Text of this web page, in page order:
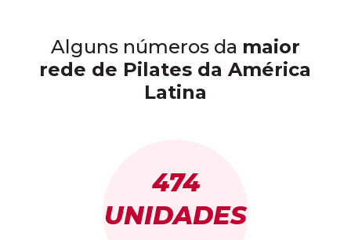
Alguns números da maior
rede de Pilates da América
Latina
474
UNIDADES